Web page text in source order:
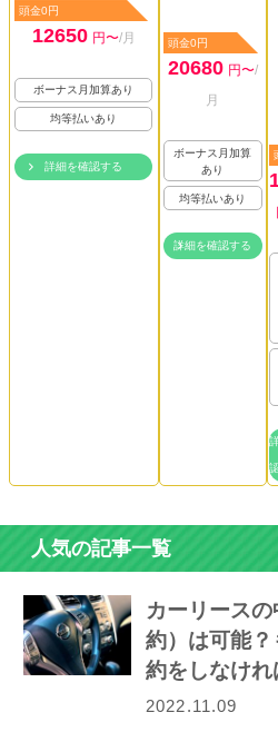
頭金0円
12650 円〜/月
ボーナス月加算あり
均等払いあり
詳細を確認する
頭金0円
20680 円〜/
月
ボーナス月加算
あり
均等払いあり
詳細を確認する
人気の記事一覧
カーリース
約）は可能
約をしなけ
ら…
2022.11.09